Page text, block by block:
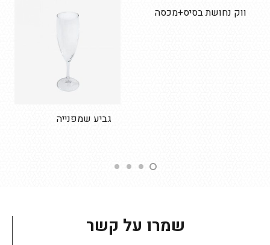
בסיס+מכסה
גביע שמפנייה
שמרו על קשר